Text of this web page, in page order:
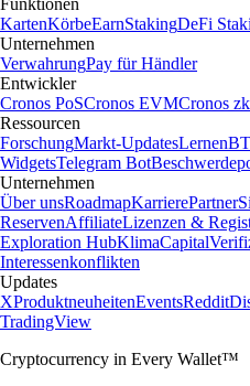
Funktionen
KartenKörbeEarnStakingDeFi
Unternehmen
VerwahrungPay für Händler
Entwickler
Cronos PoSCronos EVMCronos
Ressourcen
ForschungMarkt-UpdatesLernen
WidgetsTelegram Bot
Unternehmen
Über unsRoadmapKarrierePartner
ReservenAffiliateLizenzen &
Exploration HubKlimaCapital
Interessenkonflikten
Updates
XProduktneuheitenEventsReddit
TradingView
Cryptocurrency in Every Wallet™